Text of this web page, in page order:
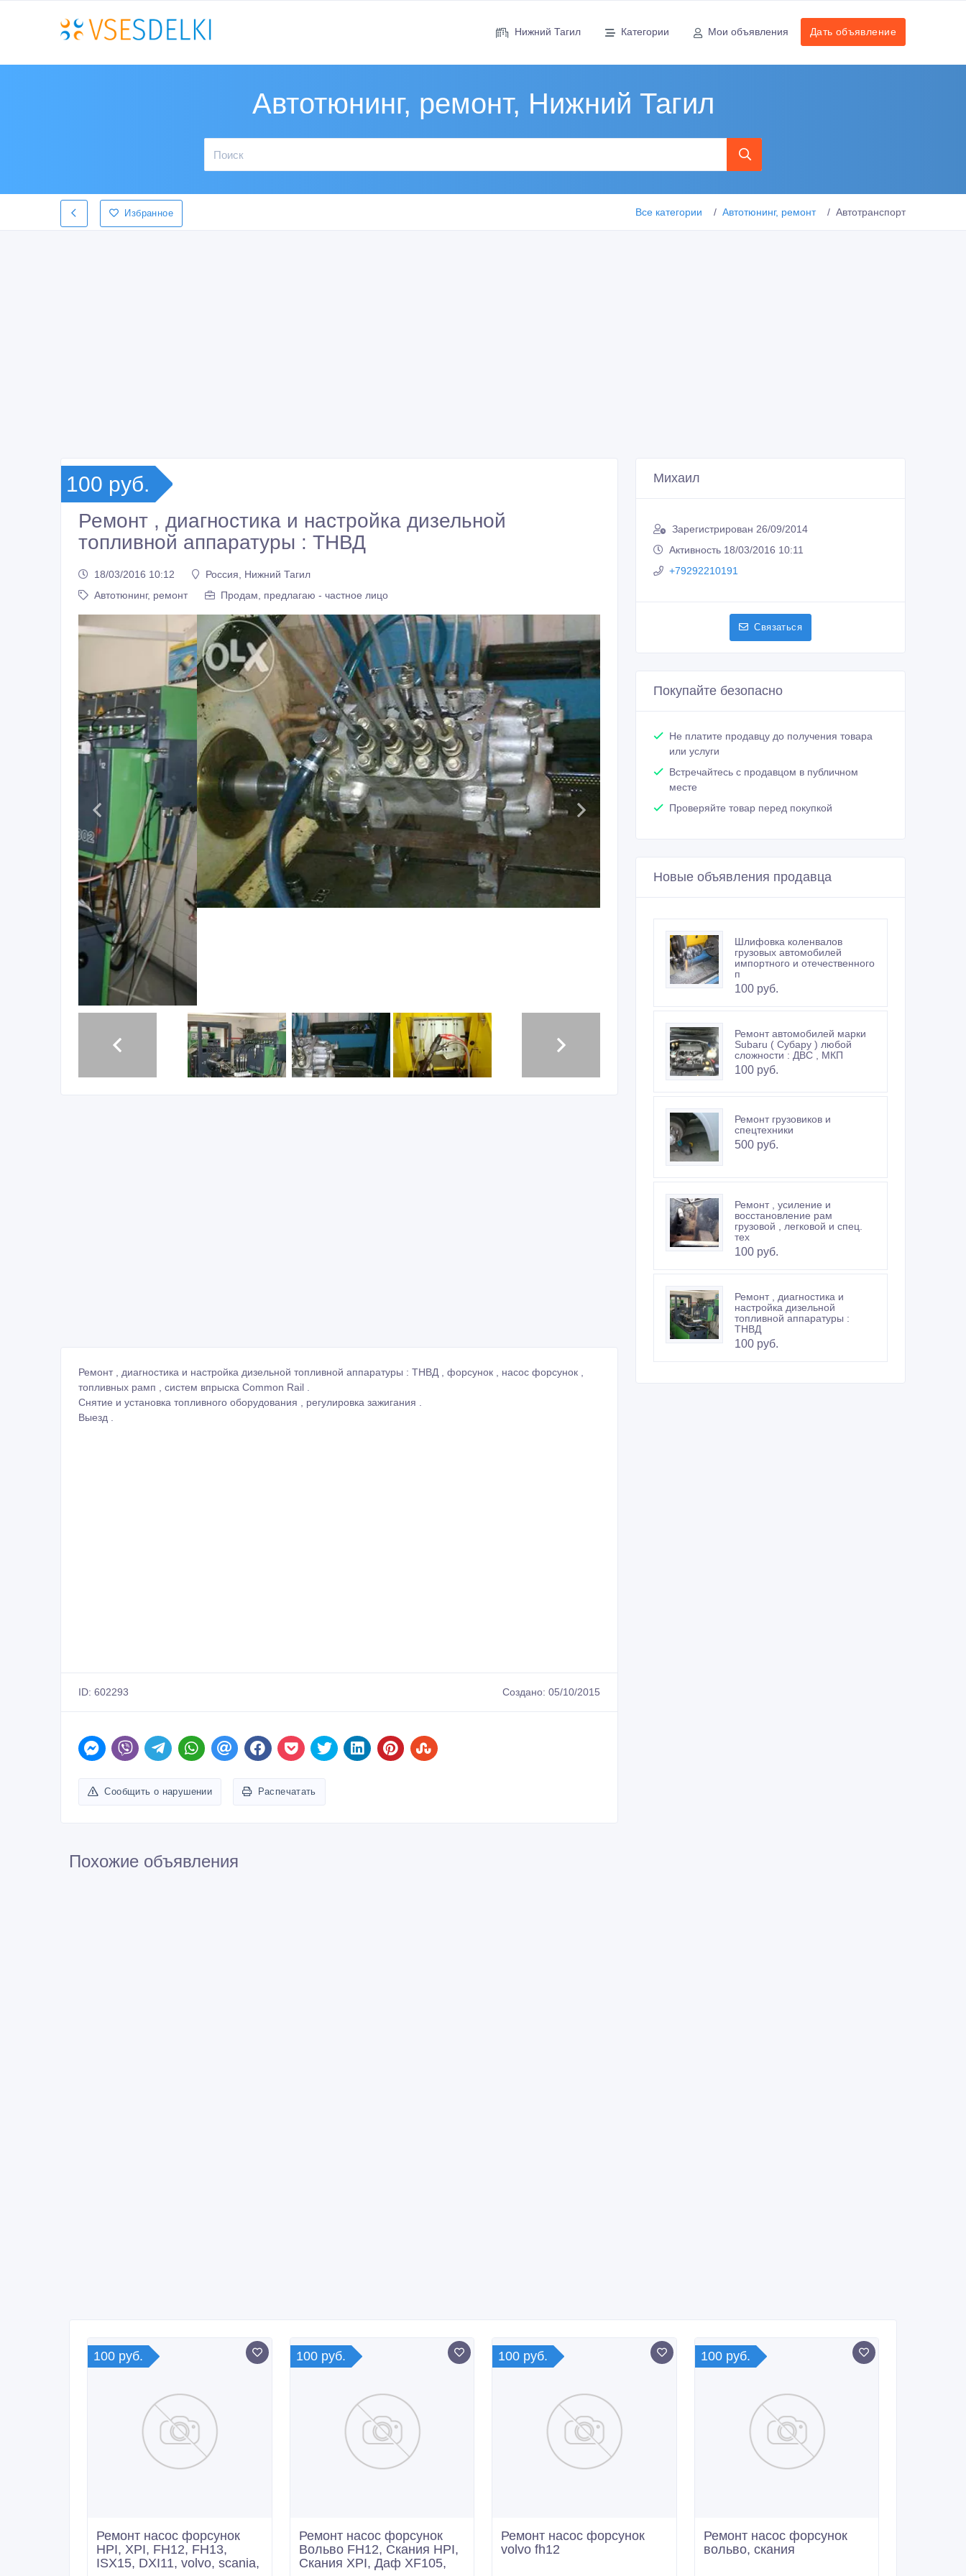
Нижний Тагил Категории Мои объявления Дать объявление
Автотюнинг, ремонт, Нижний Тагил
Избранное Все категории Автотюнинг, ремонт Автотранспорт
100 руб.
Ремонт , диагностика и настройка дизельной
топливной аппаратуры : ТНВД
18/03/2016 10:12
Россия, Нижний Тагил
Автотюнинг, ремонт
Продам, предлагаю - частное лицо
Сообщить о нарушении
Михаил
Зарегистрирован 26/09/2014
Активность 18/03/2016 10:11
+79292210191
Связаться
Покупайте безопасно
Не платите продавцу до получения товара
или услуги
Встречайтесь с продавцом в публичном
месте
Проверяйте товар перед покупкой
Новые объявления продавца
Шлифовка коленвалов
грузовых автомобилей
импортного и отечественного
п
100 руб.
Ремонт автомобилей марки
Subaru ( Субару ) любой
сложности : ДВС , МКП
100 руб.
Ремонт грузовиков и
спецтехники
500 руб.
Ремонт , усиление и
восстановление рам
грузовой , легковой и спец.
тех
100 руб.
Ремонт , диагностика и
настройка дизельной
топливной аппаратуры :
ТНВД
100 руб.
Похожие объявления
Ремонт насос форсунок
HPI, XPI, FH12, FH13,
ISX15, DXI11, volvo, scania,
Ремонт насос форсунок
Вольво FH12, Скания HPI,
Скания XPI, Даф XF105,
Ремонт насос форсунок
volvo fh12
Ремонт насос форсунок
вольво, скания